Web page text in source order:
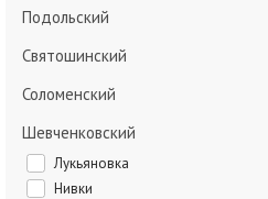
Подольский
Святошинский
Соломенский
Шевченковский
Лукьяновка
Нивки